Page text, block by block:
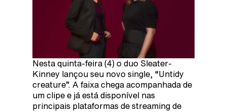
Nesta quinta-feira (4) o duo Sleater-
Kinney lançou seu novo single, “Untidy
creature”. A faixa chega acompanhada de
um clipe e já está disponível nas
principais plataformas de streaming de